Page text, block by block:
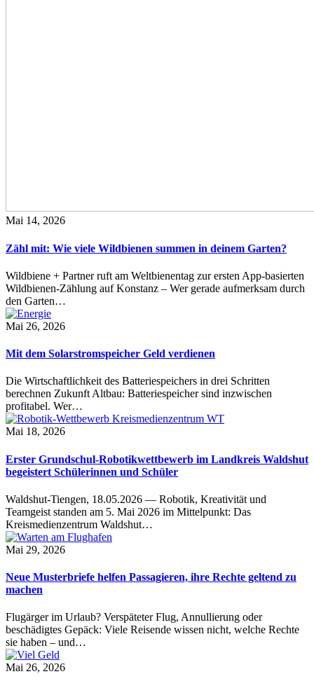
Mai 14, 2026
Zähl mit: Wie viele Wildbienen summen in deinem Garten?
Wildbiene + Partner ruft am Weltbienentag zur ersten App-basierten
Wildbienen-Zählung auf Konstanz – Wer gerade aufmerksam durch
den Garten…
Mai 26, 2026
Mit dem Solarstromspeicher Geld verdienen
Die Wirtschaftlichkeit des Batteriespeichers in drei Schritten
berechnen Zukunft Altbau: Batteriespeicher sind inzwischen
profitabel. Wer…
Mai 18, 2026
Erster Grundschul-Robotikwettbewerb im Landkreis Waldshut
begeistert Schülerinnen und Schüler
Waldshut-Tiengen, 18.05.2026 — Robotik, Kreativität und
Teamgeist standen am 5. Mai 2026 im Mittelpunkt: Das
Kreismedienzentrum Waldshut…
Mai 29, 2026
Neue Musterbriefe helfen Passagieren, ihre Rechte geltend zu
machen
Flugärger im Urlaub? Verspäteter Flug, Annullierung oder
beschädigtes Gepäck: Viele Reisende wissen nicht, welche Rechte
sie haben – und…
Mai 26, 2026